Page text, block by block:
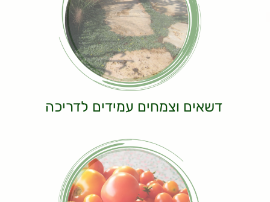
דשאים וצמחים עמידים לדריכה